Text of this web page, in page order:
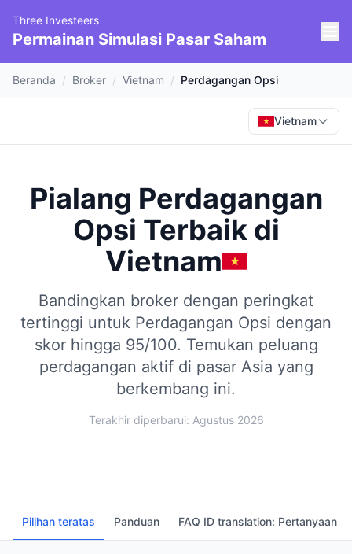
Three Investeers
Permainan Simulasi Pasar Saham
Beranda / Broker / Vietnam / Perdagangan Opsi
Vietnam
Pialang Perdagangan
Opsi Terbaikdi
Vietnam
Bandingkan broker dengan peringkat
tertinggi untuk Perdagangan Opsi dengan
skor hingga 95/100. Temukan peluang
perdagangan aktif di pasar Asia yang
berkembang ini.
Terakhir diperbarui: Agustus 2026
Pilihan teratas Panduan FAQ ID translation: Pertanyaan